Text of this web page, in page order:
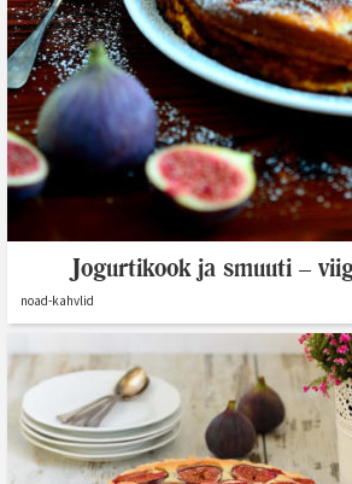
Jogurtikook ja smuuti –
noad-kahvlid